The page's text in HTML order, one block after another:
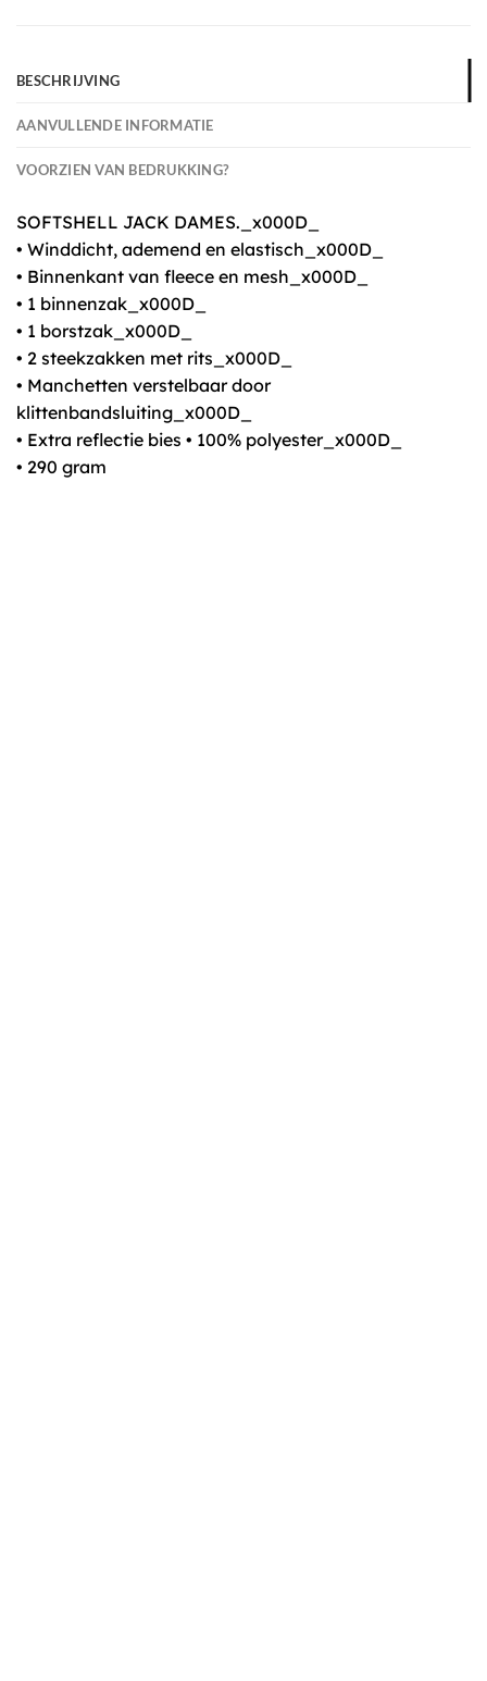
BESCHRIJVING
AANVULLENDE INFORMATIE
VOORZIEN VAN BEDRUKKING?
SOFTSHELL JACK DAMES._x000D_
• Winddicht, ademend en elastisch_x000D_
• Binnenkant van fleece en mesh_x000D_
• 1 binnenzak_x000D_
• 1 borstzak_x000D_
• 2 steekzakken met rits_x000D_
• Manchetten verstelbaar door
klittenbandsluiting_x000D_
• Extra reflectie bies • 100% polyester_x000D_
• 290 gram